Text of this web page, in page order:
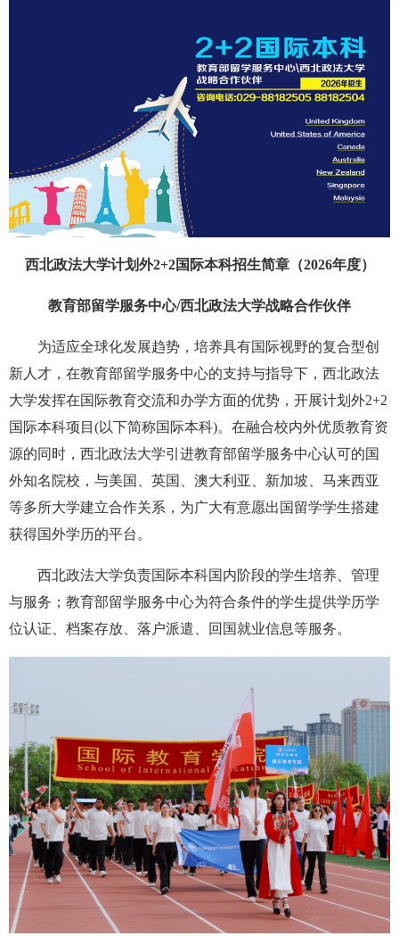
西北政法大学计划外2+2国际本科招生简章（2026年度）
教育部留学服务中心/西北政法大学战略合作伙伴
为适应全球化发展趋势，培养具有国际视野的复合型创
新人才，在教育部留学服务中心的支持与指导下，西北政法
大学发挥在国际教育交流和办学方面的优势，开展计划外2+2
国际本科项目(以下简称国际本科)。在融合校内外优质教育资
源的同时，西北政法大学引进教育部留学服务中心认可的国
外知名院校，与美国、英国、澳大利亚、新加坡、马来西亚
等多所大学建立合作关系，为广大有意愿出国留学学生搭建
获得国外学历的平台。
西北政法大学负责国际本科国内阶段的学生培养、管理
与服务；教育部留学服务中心为符合条件的学生提供学历学
位认证、档案存放、落户派遣、回国就业信息等服务。